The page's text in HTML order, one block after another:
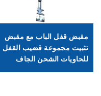
مقبض قفل الباب مع مقبض
تثبيت مجموعة قضيب القفل
للحاويات الشحن الجاف